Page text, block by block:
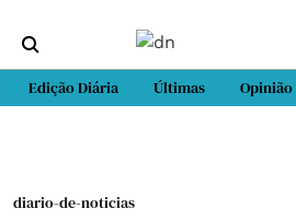
Edição Diária Últimas Opinião
diario-de-noticias